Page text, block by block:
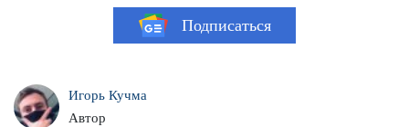
Подписаться
Игорь Кучма
Автор